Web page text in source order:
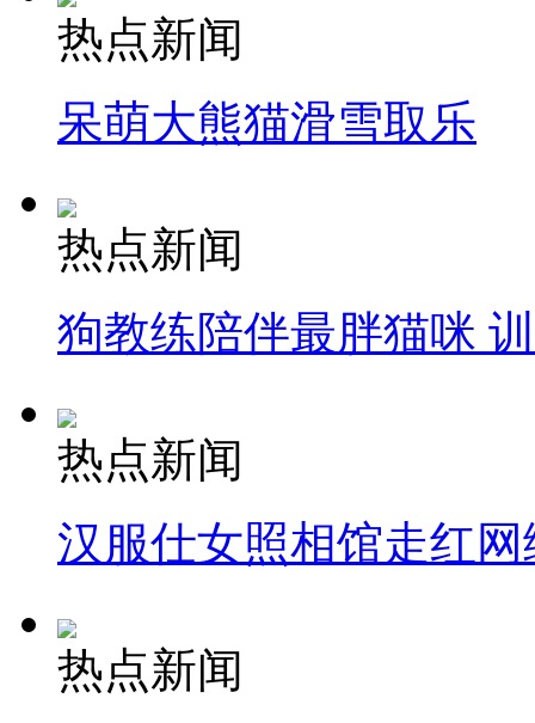
热点新闻
呆萌大熊猫滑雪取乐
热点新闻
狗教练陪伴最胖猫咪
热点新闻
汉服仕女照相馆走红网
热点新闻